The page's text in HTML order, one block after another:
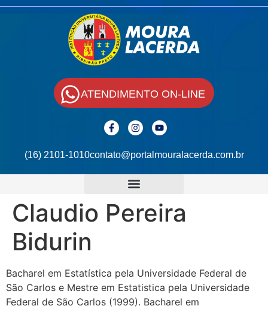
(16) 2101-1010contato@portalmouralacerda.com.br
ATENDIMENTO ON-LINE
Claudio Pereira
Bidurin
Bacharel em Estatística pela Universidade Federal de
São Carlos e Mestre em Estatistica pela Universidade
Federal de São Carlos (1999). Bacharel em